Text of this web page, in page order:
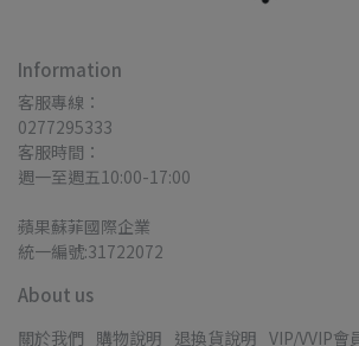
Information
客服專線：
0277295333
客服時間：
週一至週五10:00-17:00
蘋果蘇菲國際企業
統一編號:31722072
About us
關於我們 購物說明 退換貨說明 VIP/VVIP會